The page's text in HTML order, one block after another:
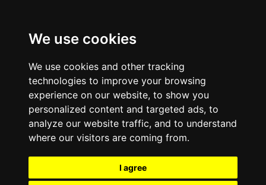
We use cookies
We use cookies and other tracking
technologies to improve your browsing
experience on our website, to show you
personalized content and targeted ads, to
analyze our website traffic, and to understand
where our visitors are coming from.
I agree